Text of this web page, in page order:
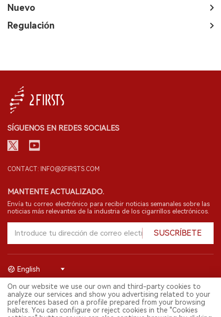
Nuevo
Regulación
SÍGUENOS EN REDES SOCIALES
CONTACT: INFO@2FIRSTS.COM
MANTENTE ACTUALIZADO.
Envía tu correo electrónico para recibir noticias semanales sobre las
noticias más relevantes de la industria de los cigarrillos electrónicos.
SUSCRÍBETE
© 2026 Shenzhen 2FIRSTS Technology Co.,Ltd. Todos los derechos
reservados.
2FIRSTS solo es accesible para profesionales de la industria,
investigadores, medios y otros profesionales. El acceso por menores
English
On our website we use our own and third-party cookies to
analyze our services and show you advertising related to your
preferences based on a profile prepared from your browsing
habits. You can configure or reject cookies in the "Cookies